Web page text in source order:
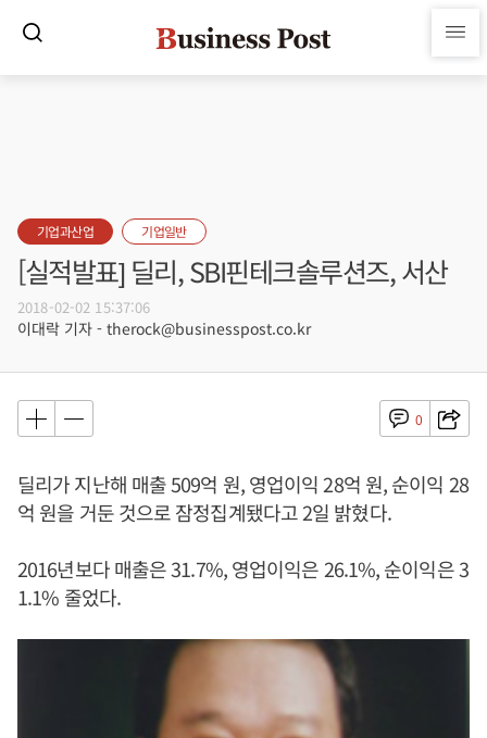
기업과산업 기업일반
[실적발표] 딜리, SBI핀테크솔루션즈, 서산
2018-02-02 15:37:06
이대락 기자 - therock@businesspost.co.kr
0
딜리가 지난해 매출 509억 원, 영업이익 28억 원, 순이익 28
억 원을 거둔 것으로 잠정집계됐다고 2일 밝혔다.
2016년보다 매출은 31.7%, 영업이익은 26.1%, 순이익은 3
1.1% 줄었다.